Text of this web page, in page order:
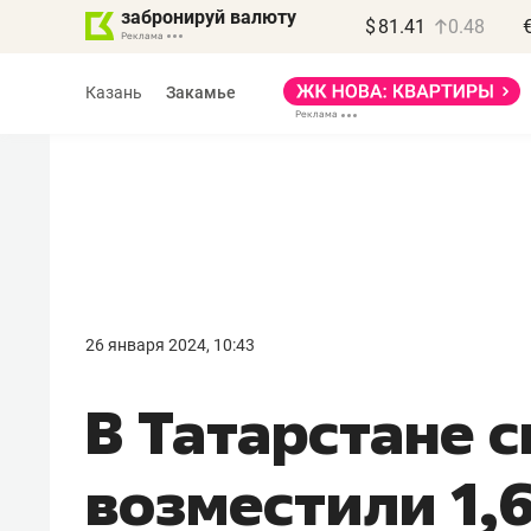
забронируй валюту $ 81.41 0.48
Казань Закамье
26 января 2024, 10:43
В Татарстане
возместили
правил, бизнес может
потерять минимум